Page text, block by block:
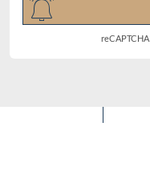
reCAPTCHA